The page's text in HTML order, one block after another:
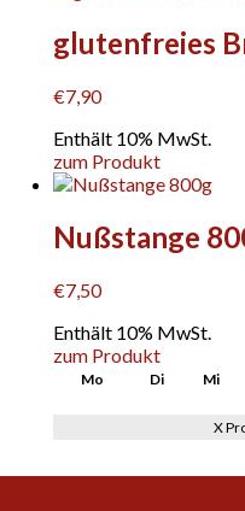
glutenfreies
€7,90
Enthält 10% MwSt.
zum Produkt
Nußstange
€7,50
Enthält 10% MwSt.
zum Produkt
Mo Di Mi
X